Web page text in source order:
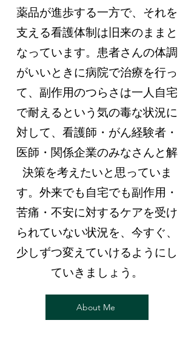
薬品が進歩する一方で、それを
支える看護体制は旧来のままと
なっています。患者さんの体調
がいいときに病院で治療を行っ
て、副作用のつらさは一人自宅
で耐えるという気の毒な状況に
対して、看護師・がん経験者・
医師・関係企業のみなさんと解
決策を考えたいと思っていま
す。外来でも自宅でも副作用・
苦痛・不安に対するケアを受け
られていない状況を、今すぐ、
少しずつ変えていけるようにし
ていきましょう。
About Me